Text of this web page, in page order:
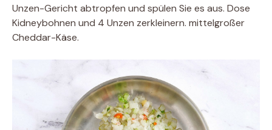
Unzen-Gericht abtropfen und spülen Sie es aus. Dose
Kidneybohnen und 4 Unzen zerkleinern. mittelgroßer
Cheddar-Käse.